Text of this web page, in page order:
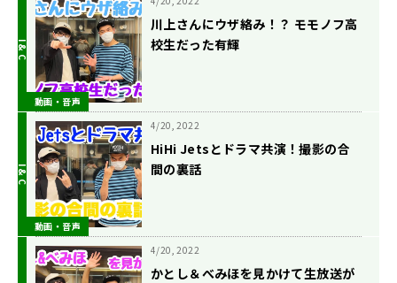
動画・音声
川上さんにウザ絡み！？ モモノフ高
校生だった有輝
動画・音声
4/20, 2022
HiHi Jetsとドラマ共演！撮影の合
間の裏話
4/20, 2022
かとし＆べみほを見かけて生放送が